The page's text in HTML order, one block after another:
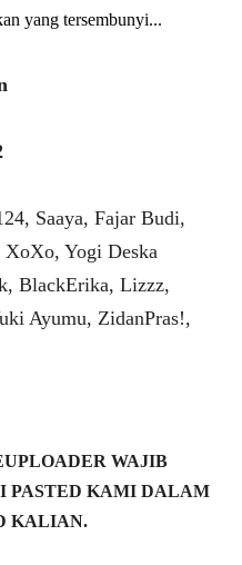
yang tersembunyi...
Saaya, Fajar Budi,
Yogi Deska
BlackErika, Lizzz,
Ayumu, ZidanPras!,
WAJIB
PASTED KAMI DALAM
KALIAN.